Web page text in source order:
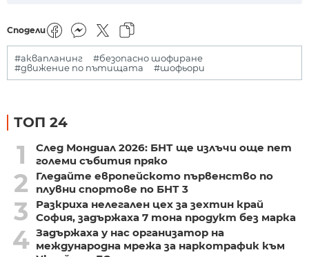
Сподели
#аквапланинг
#безопасно шофиране
#движение по пътищата
#шофьори
ТОП 24
1
След Мондиал 2026: БНТ ще излъчи още пет
големи събития пряко
2
Гледайте европейското първенство по
плувни спортове по БНТ 3
3
Разкриха нелегален цех за зехтин край
София, задържаха 7 тона продукт без марка
4 Задържаха у нас организатор на
международна мрежа за наркотрафик към